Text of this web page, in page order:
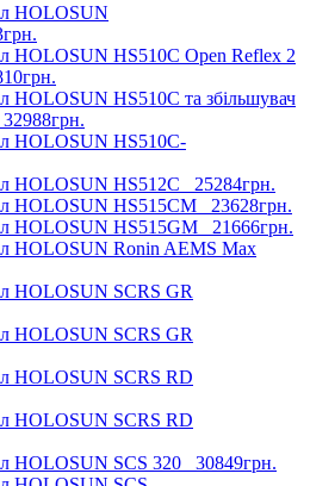
HOLOSUN
HOLOSUN HS510C Open Reflex 2
HOLOSUN HS510C та збільшувач
32988грн.
HOLOSUN HS510C-
HOLOSUN HS512C 25284грн.
HOLOSUN HS515CM 23628грн.
HOLOSUN HS515GM 21666грн.
HOLOSUN Ronin AEMS Max
HOLOSUN SCRS GR
HOLOSUN SCRS GR
HOLOSUN SCRS RD
HOLOSUN SCRS RD
HOLOSUN SCS 320 30849грн.